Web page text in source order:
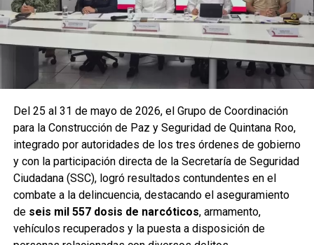
Entre las acciones destacadas se encuentran detenciones
relevantes en
Benito Juárez, Lázaro Cárdenas y Tulum
Del 25 al 31 de mayo de 2026, el Grupo de Coordinación
para la Construcción de Paz y Seguridad de Quintana Roo,
integrado por autoridades de los tres órdenes de gobierno
y con la participación directa de la Secretaría de Seguridad
Ciudadana (SSC), logró resultados contundentes en el
combate a la delincuencia, destacando el aseguramiento
de seis mil 557 dosis de narcóticos, armamento,
vehículos recuperados y la puesta a disposición de